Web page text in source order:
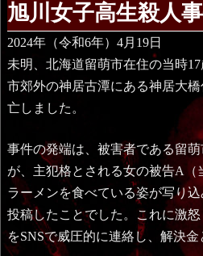
旭川女子高生殺人
2024年（令和6年）4月19日
未明、北海道留萌市在住の当時17
市郊外の神居古潭にある神居大
亡しました。
事件の発端は、被害者である留
が、主犯格とされる女の被告A（
ラーメンを食べている姿が写り込
投稿したことでした。これに激
をSNSで威圧的に連絡し、解決